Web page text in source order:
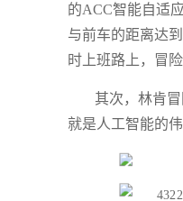
的ACC智能自适
与前车的距离达
时上班路上，冒
其次，林肯
就是人工智能的